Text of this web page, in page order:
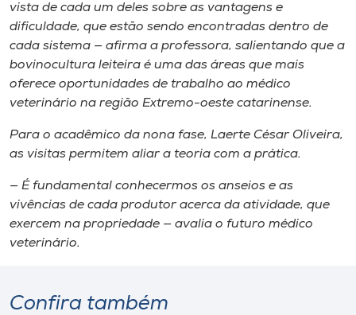
vista de cada um deles sobre as vantagens e
dificuldade, que estão sendo encontradas dentro de
cada sistema — afirma a professora, salientando que a
bovinocultura leiteira é uma das áreas que mais
oferece oportunidades de trabalho ao médico
veterinário na região Extremo-oeste catarinense.
Para o acadêmico da nona fase, Laerte César Oliveira,
as visitas permitem aliar a teoria com a prática.
— É fundamental conhecermos os anseios e as
vivências de cada produtor acerca da atividade, que
exercem na propriedade — avalia o futuro médico
veterinário.
Confira também